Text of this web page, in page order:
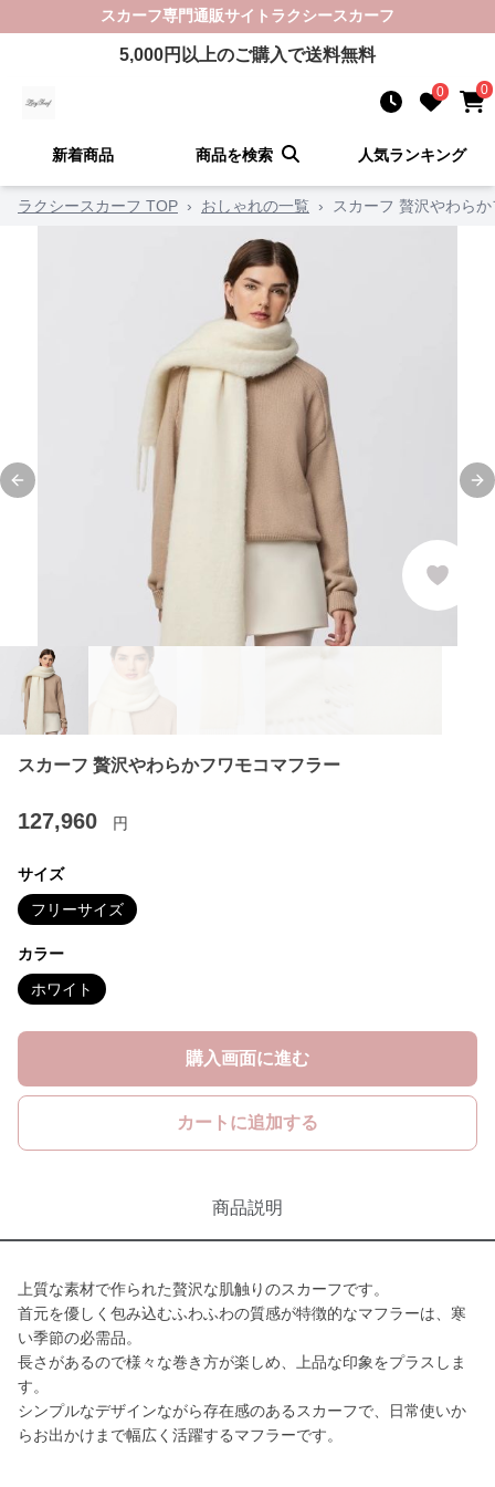
スカーフ専門通販サイト ラクシースカーフ
5,000円以上のご購入で送料無料
0 0
新着商品 商品を検索 人気ランキング
ラクシースカーフ TOP › おしゃれの一覧 › スカーフ 贅沢やわら
Previous slide
スカーフ 贅沢やわらかフワモコマフラー
127,960 円
サイズ
フリーサイズ
カラー
ホワイト
購入画面に進む
カートに追加する
商品説明
上質な素材で作られた贅沢な肌触りのスカーフです。
首元を優しく包み込むふわふわの質感が特徴的なマフラーは、寒
い季節の必需品。
長さがあるので様々な巻き方が楽しめ、上品な印象をプラスしま
す。
シンプルなデザインながら存在感のあるスカーフで、日常使いか
らお出かけまで幅広く活躍するマフラーです。